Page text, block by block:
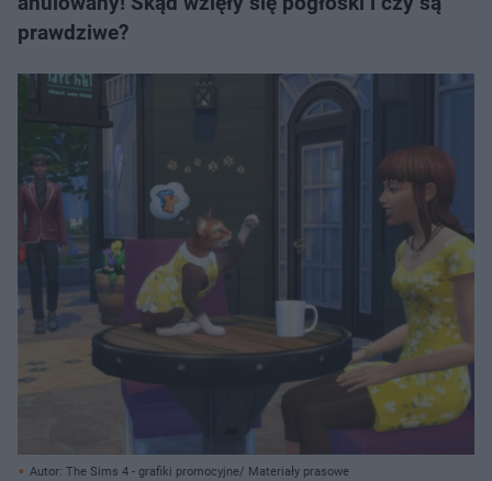
prawdziwe?
Autor: The Sims 4 - grafiki promocyjne/ Materiały prasowe